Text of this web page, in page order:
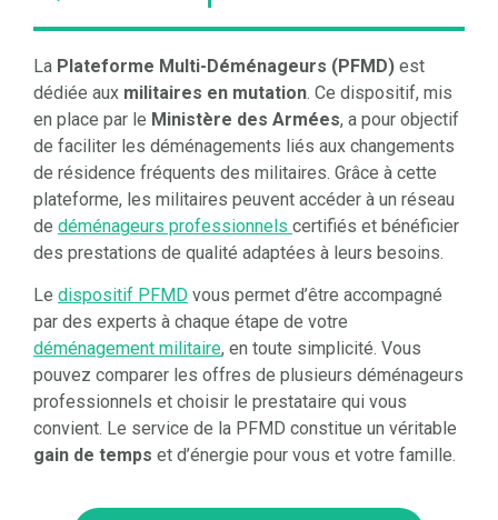
La Plateforme Multi-Déménageurs (PFMD) est
dédiée aux militaires en mutation. Ce dispositif, mis
en place par le Ministère des Armées, a pour objectif
de faciliter les déménagements liés aux changements
de résidence fréquents des militaires. Grâce à cette
plateforme, les militaires peuvent accéder à un réseau
de déménageurs professionnels certifiés et bénéficier
des prestations de qualité adaptées à leurs besoins.
Le dispositif PFMD vous permet d’être accompagné
par des experts à chaque étape de votre
déménagement militaire, en toute simplicité. Vous
pouvez comparer les offres de plusieurs déménageurs
professionnels et choisir le prestataire qui vous
convient. Le service de la PFMD constitue un véritable
gain de temps et d’énergie pour vous et votre famille.